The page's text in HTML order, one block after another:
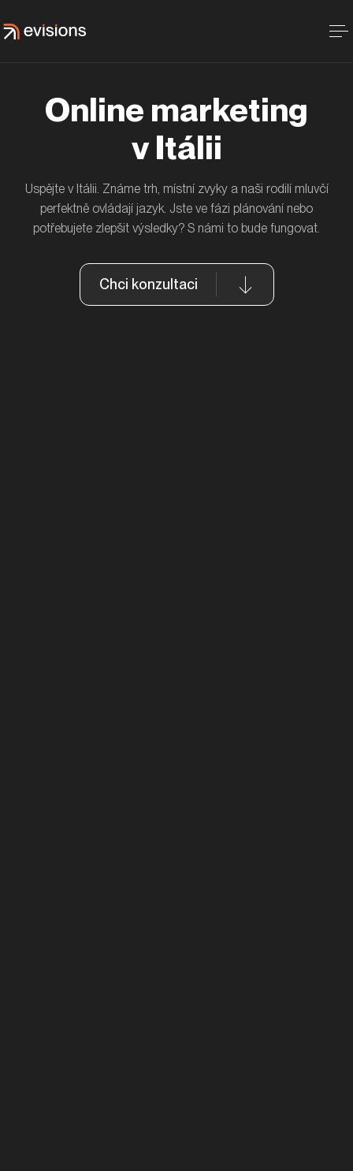
Online marketing
v Itálii
Uspějte v Itálii. Známe trh, místní zvyky a naši rodilí mluvčí
perfektně ovládají jazyk. Jste ve fázi plánování nebo
potřebujete zlepšit výsledky? S námi to bude fungovat.
Chci konzultaci